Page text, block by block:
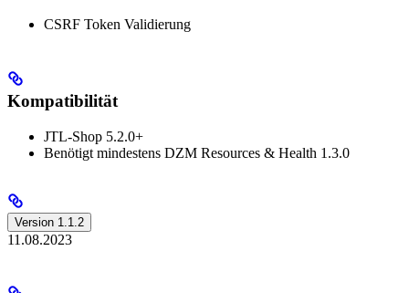
CSRF Token Validierung
Kompatibilität
JTL-Shop 5.2.0+
Benötigt mindestens DZM Resources & Health 1.3.0
Version 1.1.2
11.08.2023